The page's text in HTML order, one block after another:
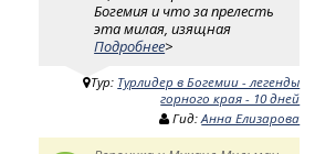
Богемия и что за прелесть
эта милая, изящная
Подробнее>
Тур: Турлидер в Богемии - легенды
горного края - 10 дней
Гид:Анна Елизарова